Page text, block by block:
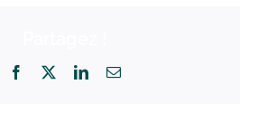
Facebook LinkedInEmail